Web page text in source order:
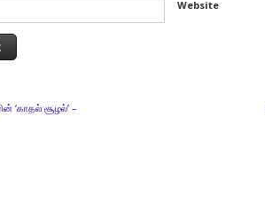
Website
‘காதல் சூழல்’ –